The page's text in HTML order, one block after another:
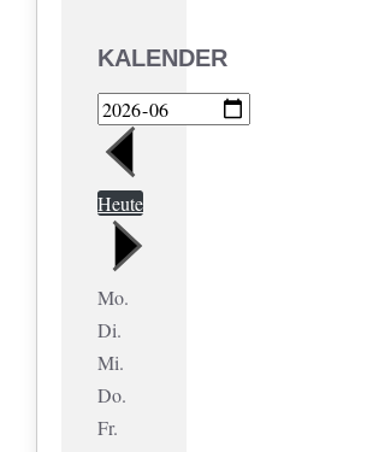
KALENDER
Heute
Mo.
Di.
Mi.
Do.
Fr.